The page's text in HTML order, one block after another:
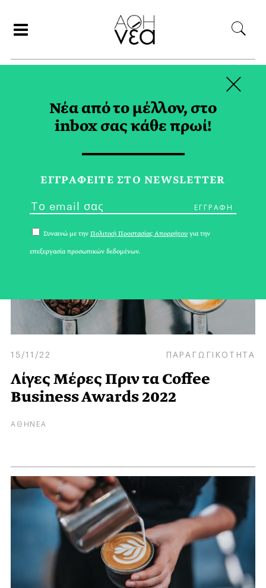
COBA22 TAG
15/11/22 ΠΑΡΑΓΩΓΙΚΟΤΗΤΑ
Λίγες Μέρες Πριν τα Coffee
Business Awards 2022
ΑΘΗΝΕΑ
Νέα από το μέλλον, στο
inbox σας κάθε πρωί!
ΕΓΓPΑΦΕΙΤΕ ΣΤΟ NEWSLETTER
Συναινώ με την Πολιτική Προστασίας Απορρήτου για την
επεξεργασία προσωπικών δεδομένων.
×